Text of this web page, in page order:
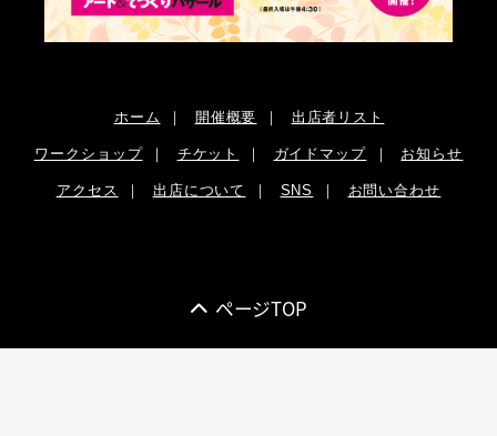
ホーム ｜ 開催概要 ｜ 出店者リスト
ワークショップ ｜ チケット ｜ ガイドマップ ｜ お知らせ
アクセス ｜ 出店について ｜ SNS ｜ お問い合わせ
ページTOP